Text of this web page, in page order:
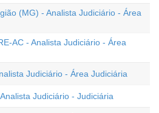
(MG) - Analista Judiciário - Área
AC - Analista Judiciário - Área
Judiciário - Área Judiciária
Judiciário - Judiciária